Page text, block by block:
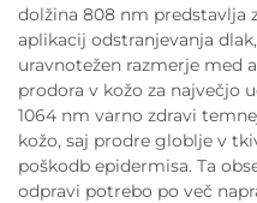
dolžina 808 nm predstavlja
aplikacij odstranjevanja
uravnotežen razmerje med
prodora v kožo za največjo
1064 nm varno zdravi
kožo, saj prodre globlje v
poškodb epidermisa. Ta
odpravi potrebo po več